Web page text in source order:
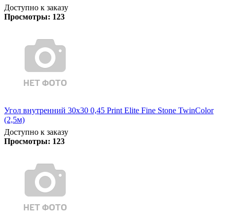
Доступно к заказу
Просмотры: 123
Угол внутренний 30х30 0,45 Print Elite Fine Stone TwinColor
(2,5м)
Доступно к заказу
Просмотры: 123